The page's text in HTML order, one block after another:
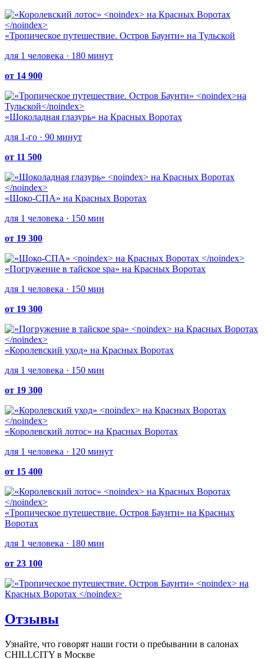
«Тропическое путешествие. Остров Баунти» на Тульской
для 1 человека · 180 минут
от 14 900
«Шоколадная глазурь» на Красных Воротах
для 1-го · 90 минут
от 11 500
«Шоко-СПА» на Красных Воротах
для 1 человека · 150 мин
от 19 300
«Погружение в тайское spa» на Красных Воротах
для 1 человека · 150 мин
от 19 300
«Королевский уход» на Красных Воротах
для 1 человека · 150 мин
от 19 300
«Королевский лотос» на Красных Воротах
для 1 человека · 120 минут
от 15 400
«Тропическое путешествие. Остров Баунти» на Красных
Воротах
для 1 человека · 180 мин
от 23 100
Отзывы
Узнайте, что говорят наши гости о пребывании в салонах
CHILLCITY в Москве